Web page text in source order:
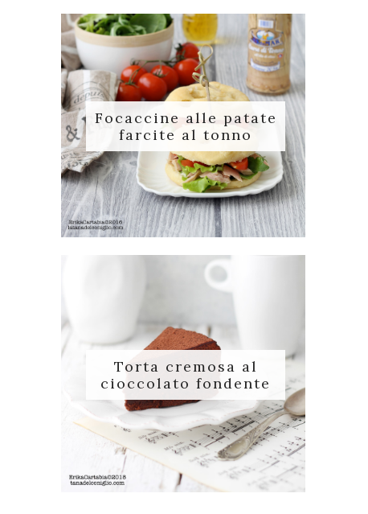
Focaccine alle patate
farcite al tonno
Torta cremosa al
cioccolato fondente